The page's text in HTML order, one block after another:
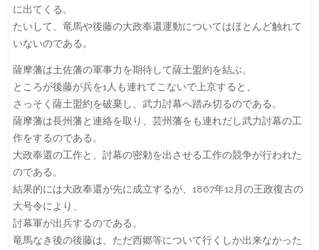
に出てくる。
たいして、竜馬や後藤の大政奉還運動についてはほとんど触れて
いないのである。
薩摩藩は土佐藩の軍事力を期待して薩土盟約を結ぶ。
ところが後藤が兵を1人も連れてこないで上京すると、
さっそく薩土盟約を破棄し、武力討幕へ踏み切るのである。
薩摩藩は長州藩と連絡を取り、芸州藩をも連れだし武力討幕の工
作をするのである。
大政奉還の工作と、討幕の密勅を出させる工作の競争が行われた
のである。
結果的には大政奉還が先に成立するが、1867年12月の王政復古の
大号令により、
討幕軍が出兵するのである。
竜馬なき後の後藤は、ただ西郷等について行くしか出来なかった